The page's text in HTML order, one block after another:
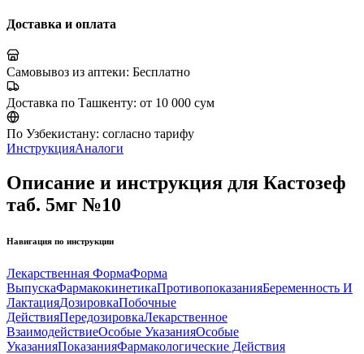
Доставка и оплата
Самовывоз из аптеки: Бесплатно
Доставка по Ташкенту: от 10 000 сум
По Узбекистану: согласно тарифу
ИнструкцияАналоги
Описание и инструкция для Кастозеф
таб. 5мг №10
Навигация по инструкции
Лекарственная ФормаФорма
ВыпускаФармакокинетикаПротивопоказанияБеременность И
ЛактацияДозировкаПобочные
ДействияПередозировкаЛекарственное
ВзаимодействиеОсобые УказанияОсобые
УказанияПоказанияФармакологические Действия